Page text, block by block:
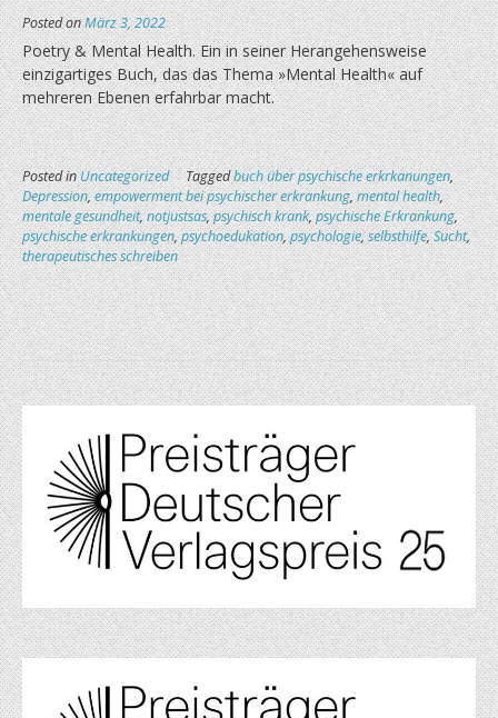
Posted onMärz 3, 2022
Poetry & Mental Health. Ein in seiner Herangehensweise
einzigartiges Buch, das das Thema »Mental Health« auf
mehreren Ebenen erfahrbar macht.
Posted inUncategorized Taggedbuch über psychische erkrkanungen,
Depression,empowerment bei psychischer erkrankung,mental health,
mentale gesundheit,notjustsas,psychisch krank,psychische Erkrankung,
psychische erkrankungen,psychoedukation,psychologie,selbsthilfe,Sucht,
therapeutisches schreiben